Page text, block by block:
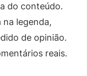
do conteúdo.
na legenda,
de opinião.
reais.